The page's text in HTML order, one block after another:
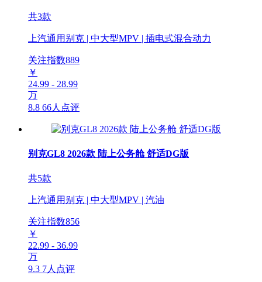
共3款
上汽通用别克 | 中大型MPV | 插电式混合动力
关注指数889
￥
24.99 - 28.99
万
8.8 66人点评
别克GL8 2026款 陆上公务舱 舒适DG版
共5款
上汽通用别克 | 中大型MPV | 汽油
关注指数856
￥
22.99 - 36.99
万
9.3 7人点评